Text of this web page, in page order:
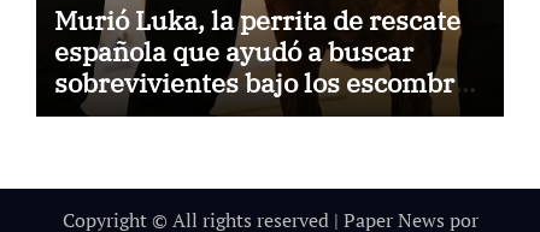
Murió Luka, la perrita de rescate
española que ayudó a buscar
sobrevivientes bajo los escombros
tras los terremotos
Copyright © All rights reserved | Paper News por